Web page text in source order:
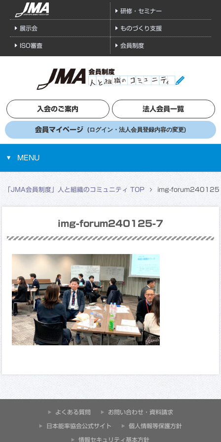
研修・セミナー
展示会 ものづくり支援
ISO審査 会員制度
入会のご案内 法人会員一覧
会員マイページ (ログイン・法人会員登録内容の変更)
MENU
「JMA会員制度」人と組織のコミュニティ TOP img-
img-forum240125-7
よくある質問 お問い合わせ・資料請求
⽇本能率協会公式サイト 個人情報等保護方針
情報セキュリティ基本方針